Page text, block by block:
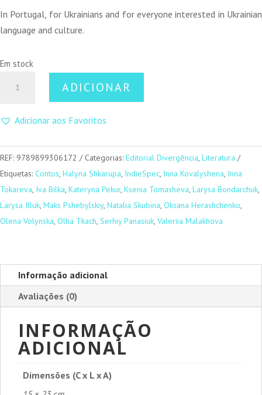
In Portugal, for Ukrainians and for everyone interested in Ukrainian
language and culture.
Em stock
Чумацького
ADICIONAR
Adicionar aos Favoritos
REF: 9789899306172 Categorias: Editorial Divergência Literatura
Etiquetas: Contos Halyna Shkarupa IndieSpec Inna Kovalyshena Inna
Tokareva Iva Bilka Kateryna Pekur, Ksenia Tomasheva Larysa Bondarchuk
Larysa Illuk Maks Pshebylskiy, Natalia Skubina Oksana Herashchenko
Olena Volynska Olha Tkach Serhiy Panasiuk Valeriia Malakhova
Informação adicional
Avaliações (0)
INFORMAÇÃO
ADICIONAL
Dimensões (C x L x A)